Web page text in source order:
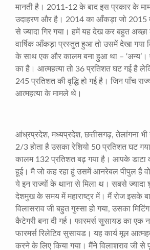
मानती है। 2011-12 के बाद इस प्रकार के
उदाहरण और है। 2014 का आँकड़ा जो 2015
से ज्यादा गिर गया। हमें यह देख कर बहुत
वार्षिक आँकड़ा प्रस्तुत हुआ तो उसमें देखा गया
के साथ एक और कालम बना हुआ था – ‘अन्य’।
का है। आत्महत्या तो 36 प्रतिशत घट गई है
245 प्रतिशत की वृद्धि हो गई है। जिन पाँच
आत्महत्या के मामले थे।
आंध्रप्रदेश, मध्यप्रदेश, छत्तीसगढ़, तेलांगना
2/3 होता है उसका रेशियो 50 प्रतिशत घट
कालम 132 प्रतिशत बढ़ गया है। आपके डाटा
हूई। मै जो कह रहा हूं उसमें आनरेबल पीपुल है
ये इन राज्यों के थाना से मिला थ। सबसे
देशमुख के समय में महाराष्ट्र में। मैं रोज इसके
विलासराव जी बहुत गुस्सा हो गया, उसका
कैटेगरी बना दी गर्ह। फारमर्स सुसायड का एक
फारमर्स रिलेटिव सुसायड। यह कार्य मूल
करने के लिए किया गया। मैंने विलाशराव जी